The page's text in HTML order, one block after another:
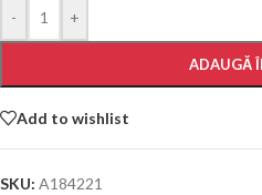
- +
ADAUGĂ
Add to wishlist
SKU: A184221